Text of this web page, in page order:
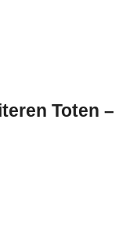
Toten –